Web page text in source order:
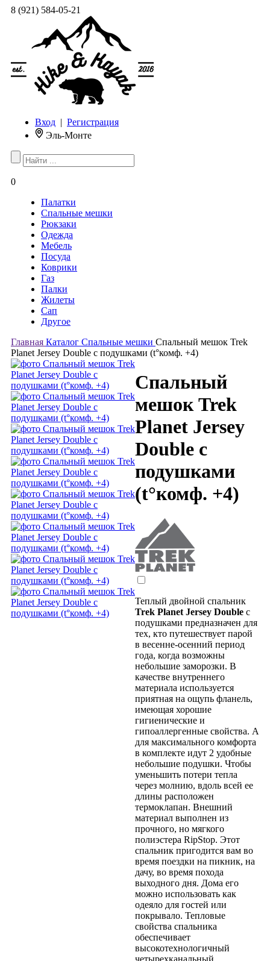
8 (921) 584-05-21
Вход | Регистрация
Эль-Монте
0
Палатки
Спальные мешки
Рюкзаки
Одежда
Мебель
Посуда
Коврики
Газ
Палки
Жилеты
Сап
Другое
Главная Каталог Спальные мешки Спальный мешок Trek
Planet Jersey Double с подушками (t°комф. +4)
Спальный
мешок Trek
Planet Jersey
Double с
подушками
(t°комф. +4)
Теплый двойной спальник
Trek Planet Jersey Double с
подушками предназначен для
тех, кто путешествует парой
в весенне-осенний период
года, когда возможны
небольшие заморозки. В
качестве внутреннего
материала используется
приятная на ощупь фланель,
имеющая хорошие
гигиенические и
гипоаллергенные свойства. А
для максимального комфорта
в комплекте идут 2 удобные
небольшие подушки. Чтобы
уменьшить потери тепла
через молнию, вдоль всей ее
длины расположен
термоклапан. Внешний
материал выполнен из
прочного, но мягкого
полиэстера RipStop. Этот
спальник пригодится вам во
время поездки на пикник, на
дачу, во время похода
выходного дня. Дома его
можно использовать как
одеяло для гостей или
покрывало. Тепловые
свойства спальника
обеспечивает
высокотехнологичный
четырехканальный